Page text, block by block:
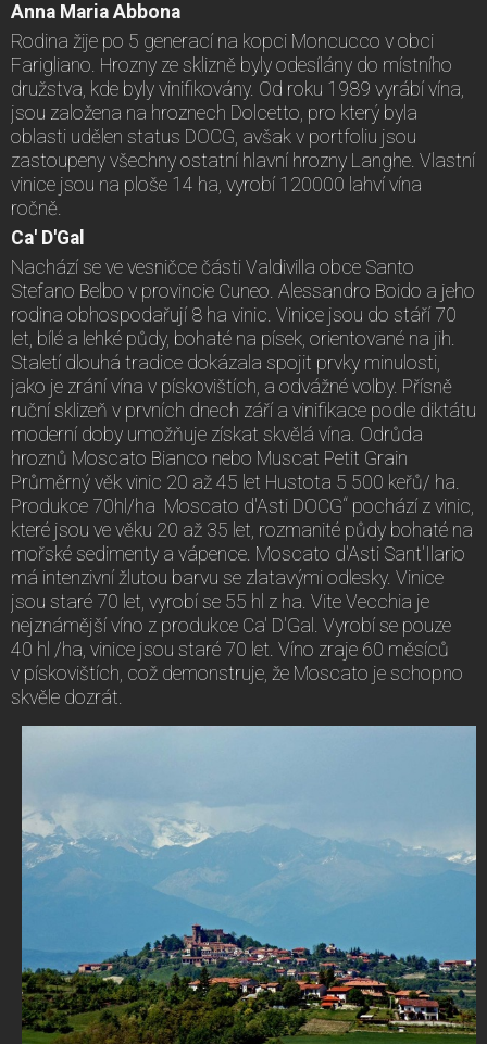
Anna Maria Abbona
Rodina žije po 5 generací na kopci Moncucco v obci
Farigliano. Hrozny ze sklizně byly odesílány do místního
družstva, kde byly vinifikovány. Od roku 1989 vyrábí vína,
jsou založena na hroznech Dolcetto, pro který byla
oblasti udělen status DOCG, avšak v portfoliu jsou
zastoupeny všechny ostatní hlavní hrozny Langhe. Vlastní
vinice jsou na ploše 14 ha, vyrobí 120000 lahví vína
ročně.
Ca' D'Gal
Nachází se ve vesničce části Valdivilla obce Santo
Stefano Belbo v provincie Cuneo. Alessandro Boido a jeho
rodina obhospodařují 8 ha vinic. Vinice jsou do stáří 70
let, bílé a lehké půdy, bohaté na písek, orientované na jih.
Staletí dlouhá tradice dokázala spojit prvky minulosti,
jako je zrání vína v pískovištích, a odvážné volby. Přísně
ruční sklizeň v prvních dnech září a vinifikace podle diktátu
moderní doby umožňuje získat skvělá vína. Odrůda
hroznů Moscato Bianco nebo Muscat Petit Grain
Průměrný věk vinic 20 až 45 let Hustota 5 500 keřů/ ha.
Produkce 70hl/ha Moscato d'Asti DOCG“ pochází z vinic,
které jsou ve věku 20 až 35 let, rozmanité půdy bohaté na
mořské sedimenty a vápence. Moscato d'Asti Sant'Ilario
má intenzivní žlutou barvu se zlatavými odlesky. Vinice
jsou staré 70 let, vyrobí se 55 hl z ha. Vite Vecchia je
nejznámější víno z produkce Ca' D'Gal. Vyrobí se pouze
40 hl /ha, vinice jsou staré 70 let. Víno zraje 60 měsíců
v pískovištích, což demonstruje, že Moscato je schopno
skvěle dozrát.